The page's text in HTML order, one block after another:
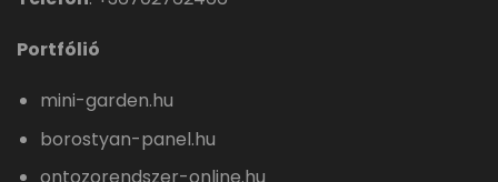
Portfólió
mini-garden.hu
borostyan-panel.hu